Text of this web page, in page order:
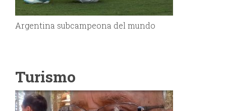
Argentina subcampeona del mundo
Turismo